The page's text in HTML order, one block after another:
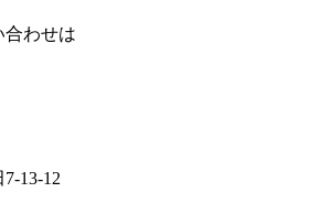
合わせは
13-12